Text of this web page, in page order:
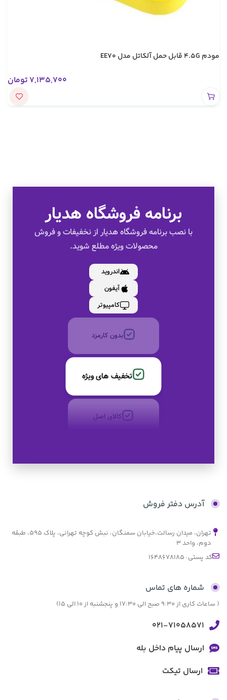
مودم 4.5G قابل حمل آلکاتل مدل EE70
7,135,700 تومان
برنامه فروشگاه هدیار
با نصب برنامه فروشگاه هدیار از نخفیفات و فروش
محصولات ویژه مطلع شوید.
اندروید
آیفون
کامپیوتر
تخفیف های ویژه
کالای اصل
به صورت اقساط
بدون کارمزد
تخفیف های ویژه
کالای اصل
آدرس دفتر فروش
تهران، میدان رسالت،خیابان سمنگان، نبش کوچه تهرانی، پلاک ۵۹۵، طبقه
دوم، واحد ۳
کد پستی: 1648678185
شماره های تماس
( ساعات کاری از 9:30 صبح الی 17:30 و پنجشنبه از 10 الی 15)
021-71058571
ارسال پیام داخل بله
ارسال تیکت